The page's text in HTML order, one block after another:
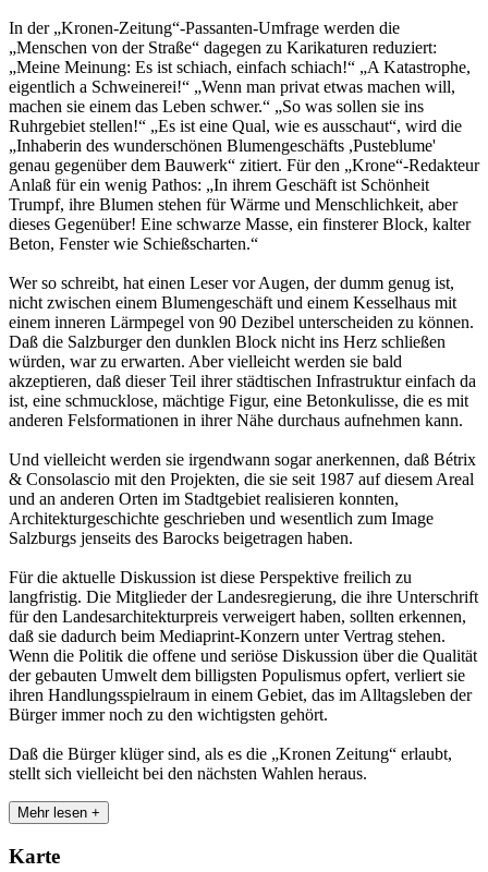
In der „Kronen-Zeitung“-Passanten-Umfrage werden die
„Menschen von der Straße“ dagegen zu Karikaturen reduziert:
„Meine Meinung: Es ist schiach, einfach schiach!“ „A Katastrophe,
eigentlich a Schweinerei!“ „Wenn man privat etwas machen will,
machen sie einem das Leben schwer.“ „So was sollen sie ins
Ruhrgebiet stellen!“ „Es ist eine Qual, wie es ausschaut“, wird die
„Inhaberin des wunderschönen Blumengeschäfts ,Pusteblume'
genau gegenüber dem Bauwerk“ zitiert. Für den „Krone“-Redakteur
Anlaß für ein wenig Pathos: „In ihrem Geschäft ist Schönheit
Trumpf, ihre Blumen stehen für Wärme und Menschlichkeit, aber
dieses Gegenüber! Eine schwarze Masse, ein finsterer Block, kalter
Beton, Fenster wie Schießscharten.“
Wer so schreibt, hat einen Leser vor Augen, der dumm genug ist,
nicht zwischen einem Blumengeschäft und einem Kesselhaus mit
einem inneren Lärmpegel von 90 Dezibel unterscheiden zu können.
Daß die Salzburger den dunklen Block nicht ins Herz schließen
würden, war zu erwarten. Aber vielleicht werden sie bald
akzeptieren, daß dieser Teil ihrer städtischen Infrastruktur einfach da
ist, eine schmucklose, mächtige Figur, eine Betonkulisse, die es mit
anderen Felsformationen in ihrer Nähe durchaus aufnehmen kann.
Und vielleicht werden sie irgendwann sogar anerkennen, daß Bétrix
& Consolascio mit den Projekten, die sie seit 1987 auf diesem Areal
und an anderen Orten im Stadtgebiet realisieren konnten,
Architekturgeschichte geschrieben und wesentlich zum Image
Salzburgs jenseits des Barocks beigetragen haben.
Für die aktuelle Diskussion ist diese Perspektive freilich zu
langfristig. Die Mitglieder der Landesregierung, die ihre Unterschrift
für den Landesarchitekturpreis verweigert haben, sollten erkennen,
daß sie dadurch beim Mediaprint-Konzern unter Vertrag stehen.
Wenn die Politik die offene und seriöse Diskussion über die Qualität
der gebauten Umwelt dem billigsten Populismus opfert, verliert sie
ihren Handlungsspielraum in einem Gebiet, das im Alltagsleben der
Bürger immer noch zu den wichtigsten gehört.
Daß die Bürger klüger sind, als es die „Kronen Zeitung“ erlaubt,
stellt sich vielleicht bei den nächsten Wahlen heraus.
Mehr lesen +
Karte